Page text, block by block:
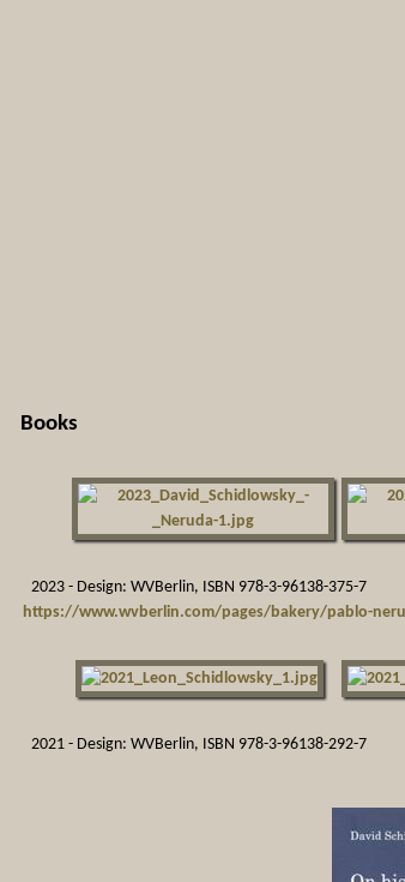
Books
2023 - Design: WVBerlin, ISBN 978-3-96138-375-7
https://www.wvberlin.com/pages/bakery/pablo-
2021 - Design: WVBerlin, ISBN 978-3-96138-292-7